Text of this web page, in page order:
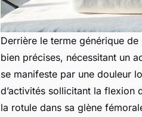
Derrière le terme générique
bien précises, nécessitant un
se manifeste par une douleur
d’activités sollicitant la flexion
la rotule dans sa glène